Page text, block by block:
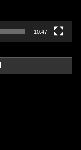
10:47